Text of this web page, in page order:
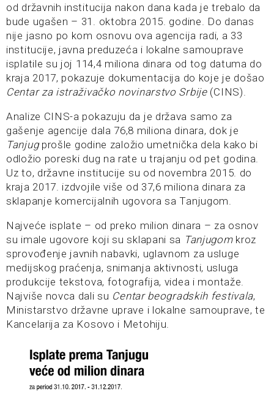
od državnih institucija nakon dana kada je trebalo da
bude ugašen – 31. oktobra 2015. godine. Do danas
nije jasno po kom osnovu ova agencija radi, a 33
institucije, javna preduzeća i lokalne samouprave
isplatile su joj 114,4 miliona dinara od tog datuma do
kraja 2017, pokazuje dokumentacija do koje je došao
Centar za istraživačko novinarstvo Srbije(CINS).
Analize CINS-a pokazuju da je država samo za
gašenje agencije dala 76,8 miliona dinara, dok je
Tanjug prošle godine založio umetnička dela kako bi
odložio poreski dug na rate u trajanju od pet godina.
Uz to, državne institucije su od novembra 2015. do
kraja 2017. izdvojile više od 37,6 miliona dinara za
sklapanje komercijalnih ugovora sa Tanjugom.
Najveće isplate – od preko milion dinara – za osnov
su imale ugovore koji su sklapani sa Tanjugom kroz
sprovođenje javnih nabavki, uglavnom za usluge
medijskog praćenja, snimanja aktivnosti, usluga
produkcije tekstova, fotografija, videa i montaže.
Najviše novca dali su Centar beogradskih festivala,
Ministarstvo državne uprave i lokalne samouprave, te
Kancelarija za Kosovo i Metohiju.